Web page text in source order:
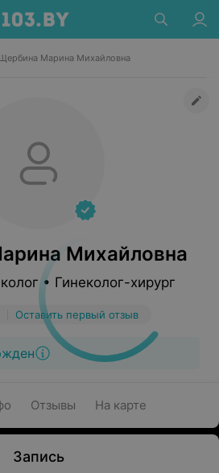
Щербина Марина Михайловна
Михайловна
• Гинеколог-хирург
Оставить первый отзыв
Отзывы На карте
Запись